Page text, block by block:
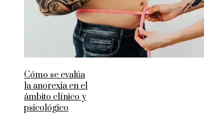
Cómo se evalúa
la anorexia en el
ámbito clínico y
psicológico